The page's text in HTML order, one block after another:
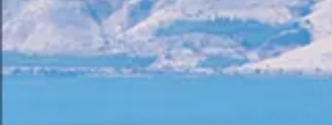
Spain & LATAM
Spanish